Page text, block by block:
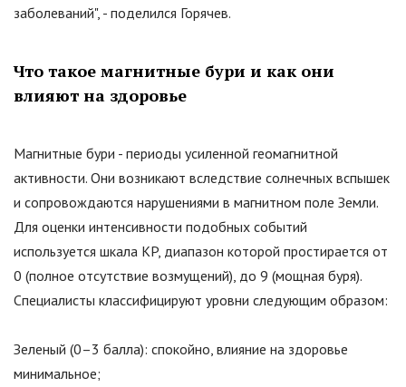
заболеваний", - поделился Горячев.
Что такое магнитные бури и как они
влияют на здоровье
Магнитные бури - периоды усиленной геомагнитной
активности. Они возникают вследствие солнечных вспышек
и сопровождаются нарушениями в магнитном поле Земли.
Для оценки интенсивности подобных событий
используется шкала KP, диапазон которой простирается от
0 (полное отсутствие возмущений), до 9 (мощная буря).
Специалисты классифицируют уровни следующим образом:
Зеленый (0–3 балла): спокойно, влияние на здоровье
минимальное;